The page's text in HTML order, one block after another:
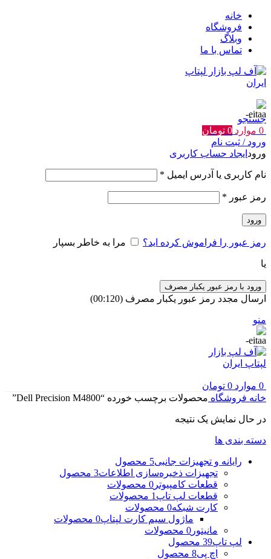
خانه
فروشگاه
وبلاگ
تماس با ما
جستجو
0 موارد 0 تومان
ورود / ثبت نام
ورود ایجاد حساب کاربری
نام کاربری یا آدرس ایمیل *
رمز عبور *
ورود
رمز عبور را فراموش کرده اید؟ مرا به خاطر بسپار
یا
ورود با رمز عبور یکبار مصرف
ارسال مجدد رمز عبور یکبار مصرف (00:
120
)
منو
0 موارد 0 تومان
خانه فروشگاه محصولات برچسب خورده “Dell Precision M4800”
در حال نمایش یک نتیجه
دسته بندی ها
رایانه و تجهیزات جانبی5 محصول
تجهیزات ذخیره‌سازی اطلاعات3 محصول
قطعات کامپیوتر 0 محصولات
قطعات لپ تاپ 1 محصولات
کارت شبکه0 محصولات
ماژول سیم کارت لپتاپ0 محصولات
مانیتور 0 محصولات
لپ تاپ39 محصول
اچ پی8 محصول